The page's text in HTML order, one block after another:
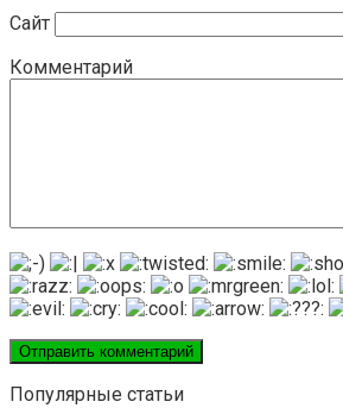
Сайт
Комментарий
Популярные статьи